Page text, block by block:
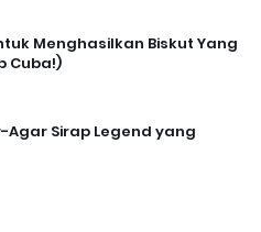
Menghasilkan Biskut Yang
Cuba!)
Agar Sirap Legend yang